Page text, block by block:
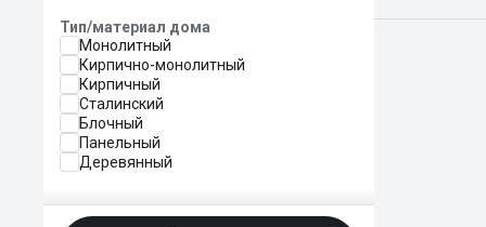
Тип/материал дома
Монолитный
Кирпично-монолитный
Кирпичный
Сталинский
Блочный
Панельный
Деревянный